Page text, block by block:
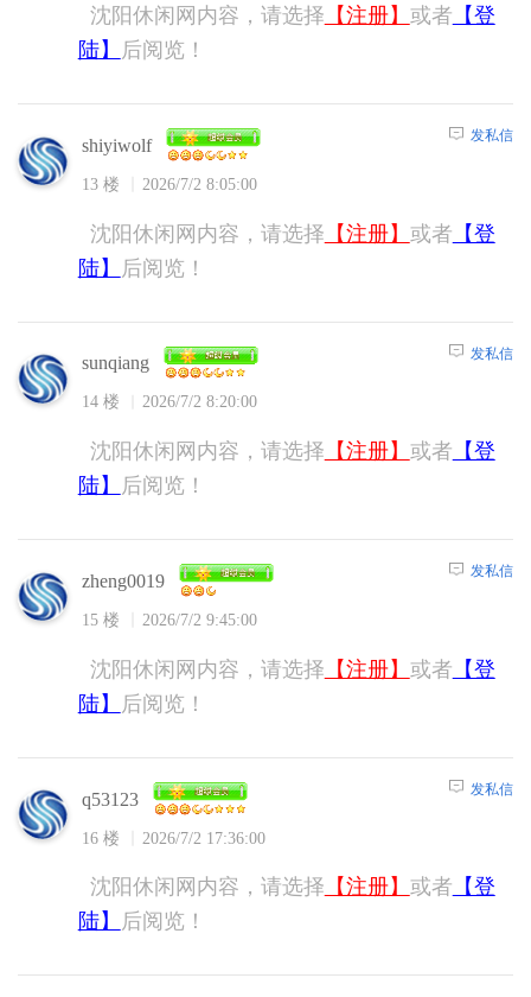
沈阳休闲网内容，请选择 【注册】 或者 【登
陆】
后阅览！
shiyiwolf
13 楼 2026/7/2 8:05:00
发私信
沈阳休闲网内容，请选择 【注册】 或者 【登
陆】
后阅览！
sunqiang
14 楼 2026/7/2 8:20:00
发私信
沈阳休闲网内容，请选择 【注册】 或者 【登
陆】
后阅览！
zheng0019
15 楼 2026/7/2 9:45:00
发私信
沈阳休闲网内容，请选择 【注册】 或者 【登
陆】
后阅览！
q53123
16 楼 2026/7/2 17:36:00
发私信
沈阳休闲网内容，请选择 【注册】 或者 【登
陆】
后阅览！